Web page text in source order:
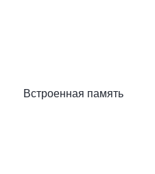
Встроенная память